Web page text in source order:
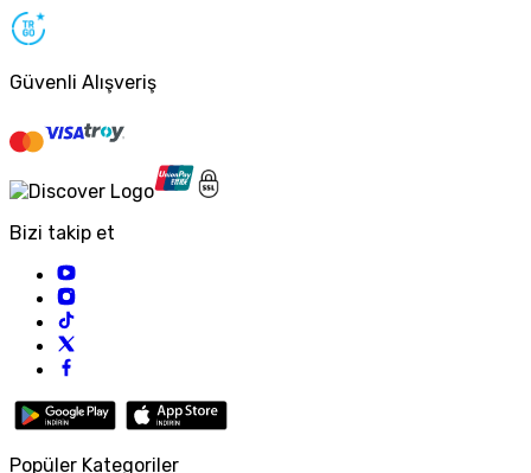
Güvenli Alışveriş
Bizi takip et
Popüler Kategoriler